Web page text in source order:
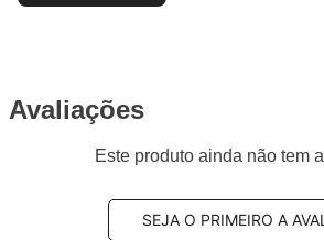
Avaliações
Este produto ainda não tem
SEJA O PRIMEIRO A